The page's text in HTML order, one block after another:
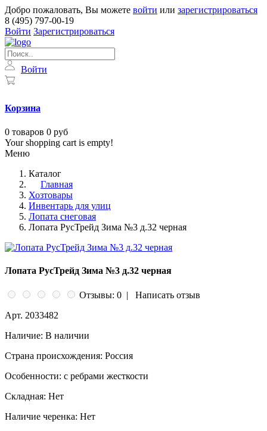
Добро пожаловать, Вы можете войти или зарегистрироваться
8 (495) 797-00-19
Войти Зарегистрироваться
Войти
Корзина
0 товаров 0 руб
Your shopping cart is empty!
Меню
Каталог
Главная
Хозтовары
Инвентарь для улиц
Лопата снеговая
Лопата РусТрейд Зима №3 д.32 черная
Лопата РусТрейд Зима №3 д.32 черная
Отзывы: 0 |
Написать отзыв
Арт. 2033482
Наличие: В наличии
Страна происхождения: Россия
Особенности: с ребрами жесткости
Складная: Нет
Наличие черенка: Нет